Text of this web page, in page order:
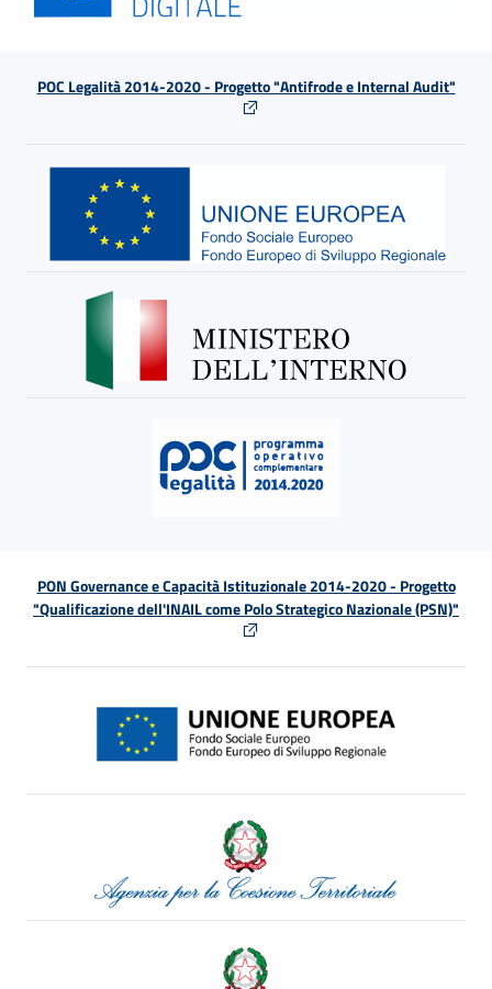
POC Legalità 2014-2020 - Progetto "Antifrode e Internal Audit"
PON Governance e Capacità Istituzionale 2014-2020 - Progetto
"Qualificazione dell'INAIL come Polo Strategico Nazionale (PSN)"